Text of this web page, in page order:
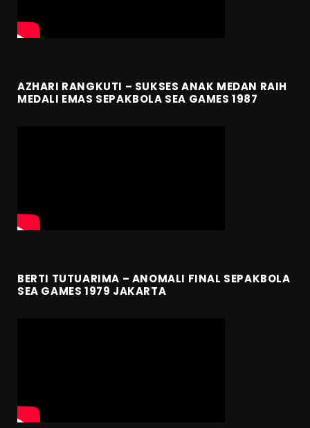
AZHARI RANGKUTI – SUKSES ANAK MEDAN RAIH
MEDALI EMAS SEPAKBOLA SEA GAMES 1987
BERTI TUTUARIMA – ANOMALI FINAL SEPAKBOLA
SEA GAMES 1979 JAKARTA